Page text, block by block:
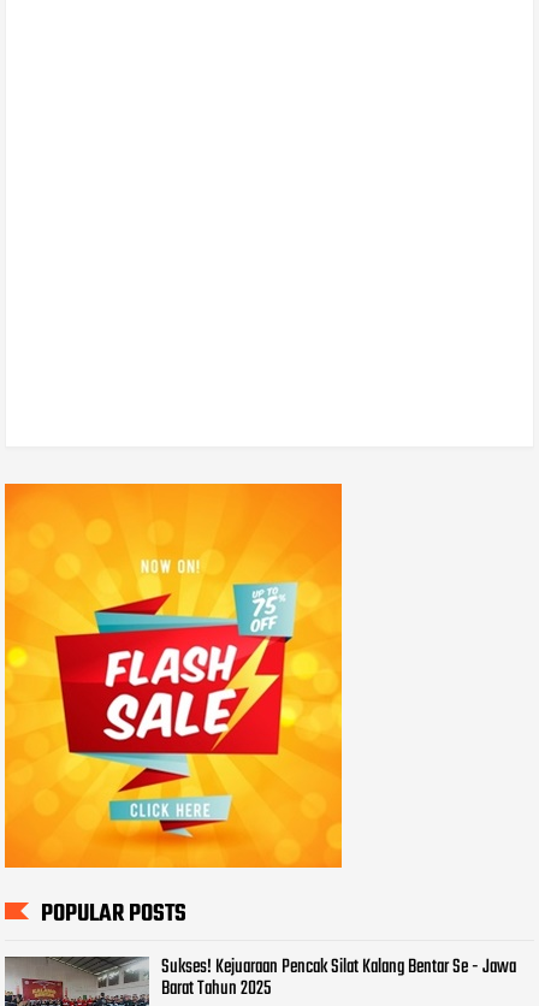
POPULAR POSTS
Sukses! Kejuaraan Pencak Silat Kalang Bentar Se - Jawa
Barat Tahun 2025